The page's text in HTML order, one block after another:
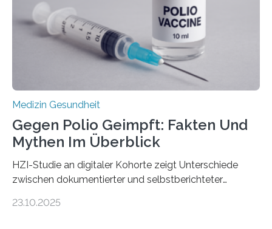
Universitätsklinikum Tübingen haben eine solche
Schwachstelle im Erbgut einer Untergruppe des
Medulloblastoms gefunden. Die Wilhelm Sander-
Stiftung unterstützte das Projekt…
Medizin Gesundheit
Gegen Polio Geimpft: Fakten Und
Mythen Im Überblick
HZI-Studie an digitaler Kohorte zeigt Unterschiede
zwischen dokumentierter und selbstberichteter
Kinderlähmung, ist eine ansteckende Krankheit, die
23.10.2025